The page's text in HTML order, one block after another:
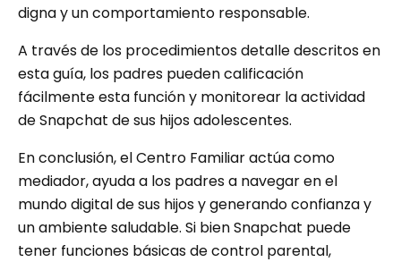
digna y un comportamiento responsable.
A través de los procedimientos detalle descritos en
esta guía, los padres pueden calificación
fácilmente esta función y monitorear la actividad
de Snapchat de sus hijos adolescentes.
En conclusión, el Centro Familiar actúa como
mediador, ayuda a los padres a navegar en el
mundo digital de sus hijos y generando confianza y
un ambiente saludable. Si bien Snapchat puede
tener funciones básicas de control parental,